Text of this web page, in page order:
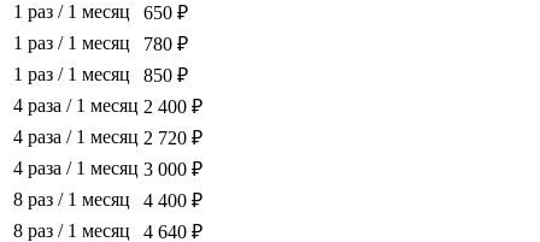
1 раз / 1 месяц
650 ₽
1 раз / 1 месяц
780 ₽
1 раз / 1 месяц
850 ₽
4 раза / 1 месяц 2 400 ₽
4 раза / 1 месяц 2 720 ₽
4 раза / 1 месяц 3 000 ₽
8 раз / 1 месяц
4 400 ₽
8 раз / 1 месяц 4 640 ₽